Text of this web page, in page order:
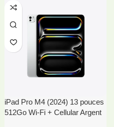
iPad Pro M4 (2024) 13 pouces
512Go Wi-Fi + Cellular Argent